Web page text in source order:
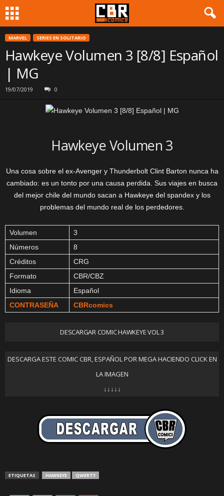
MARVEL SERIES EN SOLITARIO
Hawkeye Volumen 3 [8/8] Español
| MG
19/07/2019 0
Hawkeye Volumen 3
Una cosa sobre el ex-Avenger y Thunderbolt Clint Barton nunca ha
cambiado: es un tonto por una causa perdida. Sus viajes en busca
del mejor chile del mundo sacan a Hawkeye del spandex y los
problemas del mundo real de los perdedores.
Volumen
3
Números
8
Créditos
CRG
Formato
CBR/CBZ
Idioma
Español
CONTRASEÑA
CBRcomics
DESCARGAR COMIC HAWKEYE VOL 3
DESCARGA ESTE COMIC CBR, ESPAÑOL POR MEGA HACIENDO CLICK EN
LA IMAGEN
↓↓↓↓↓
ETIQUETAS HAWKEYE QWERTY